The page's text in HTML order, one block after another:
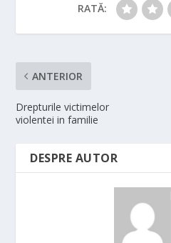
RATĂ:
ANTERIOR
Drepturile victimelor
violentei in familie
DESPRE AUTOR